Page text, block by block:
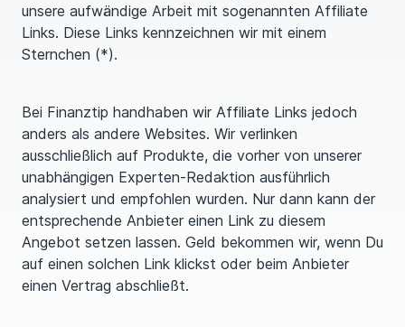
unsere aufwändige Arbeit mit sogenannten Affiliate
Links. Diese Links kennzeichnen wir mit einem
Sternchen (*).
Bei Finanztip handhaben wir Affiliate Links jedoch
anders als andere Websites. Wir verlinken
ausschließlich auf Produkte, die vorher von unserer
unabhängigen Experten-Redaktion ausführlich
analysiert und empfohlen wurden. Nur dann kann der
entsprechende Anbieter einen Link zu diesem
Angebot setzen lassen. Geld bekommen wir, wenn Du
auf einen solchen Link klickst oder beim Anbieter
einen Vertrag abschließt.